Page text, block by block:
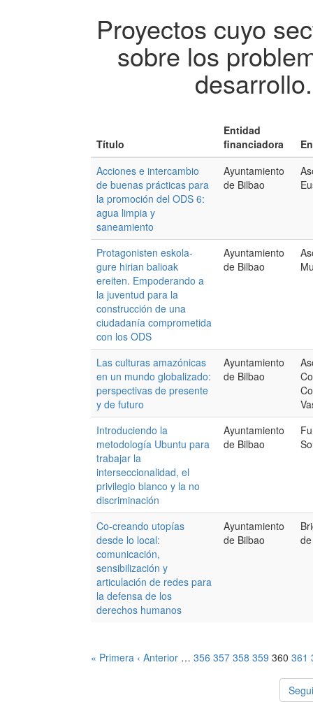
Proyectos cuyo
sobre los
Título
Entidad
financiadora
Acciones e intercambio
de buenas prácticas para
la promoción del ODS 6:
agua limpia y
saneamiento
Ayuntamiento
de Bilbao
Protagonisten eskola-
gure hirian balioak
ereiten. Empoderando a
la juventud para la
construcción de una
ciudadanía comprometida
con los ODS
Ayuntamiento
de Bilbao
Las culturas amazónicas
en un mundo globalizado:
perspectivas de presente
y de futuro
Ayuntamiento
de Bilbao
Introduciendo la
metodología Ubuntu para
trabajar la
interseccionalidad, el
privilegio blanco y la no
discriminación
Ayuntamiento
de Bilbao
Co-creando utopías
desde lo local:
comunicación,
sensibilización y
articulación de redes para
la defensa de los
derechos humanos
Ayuntamiento
de Bilbao
« Primera ‹ Anterior … 356 357 358 359 360 361